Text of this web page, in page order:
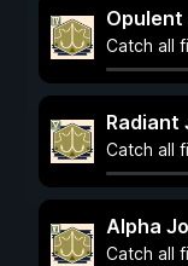
Opulent
Catch all
Radiant
Catch all
Alpha
Catch all